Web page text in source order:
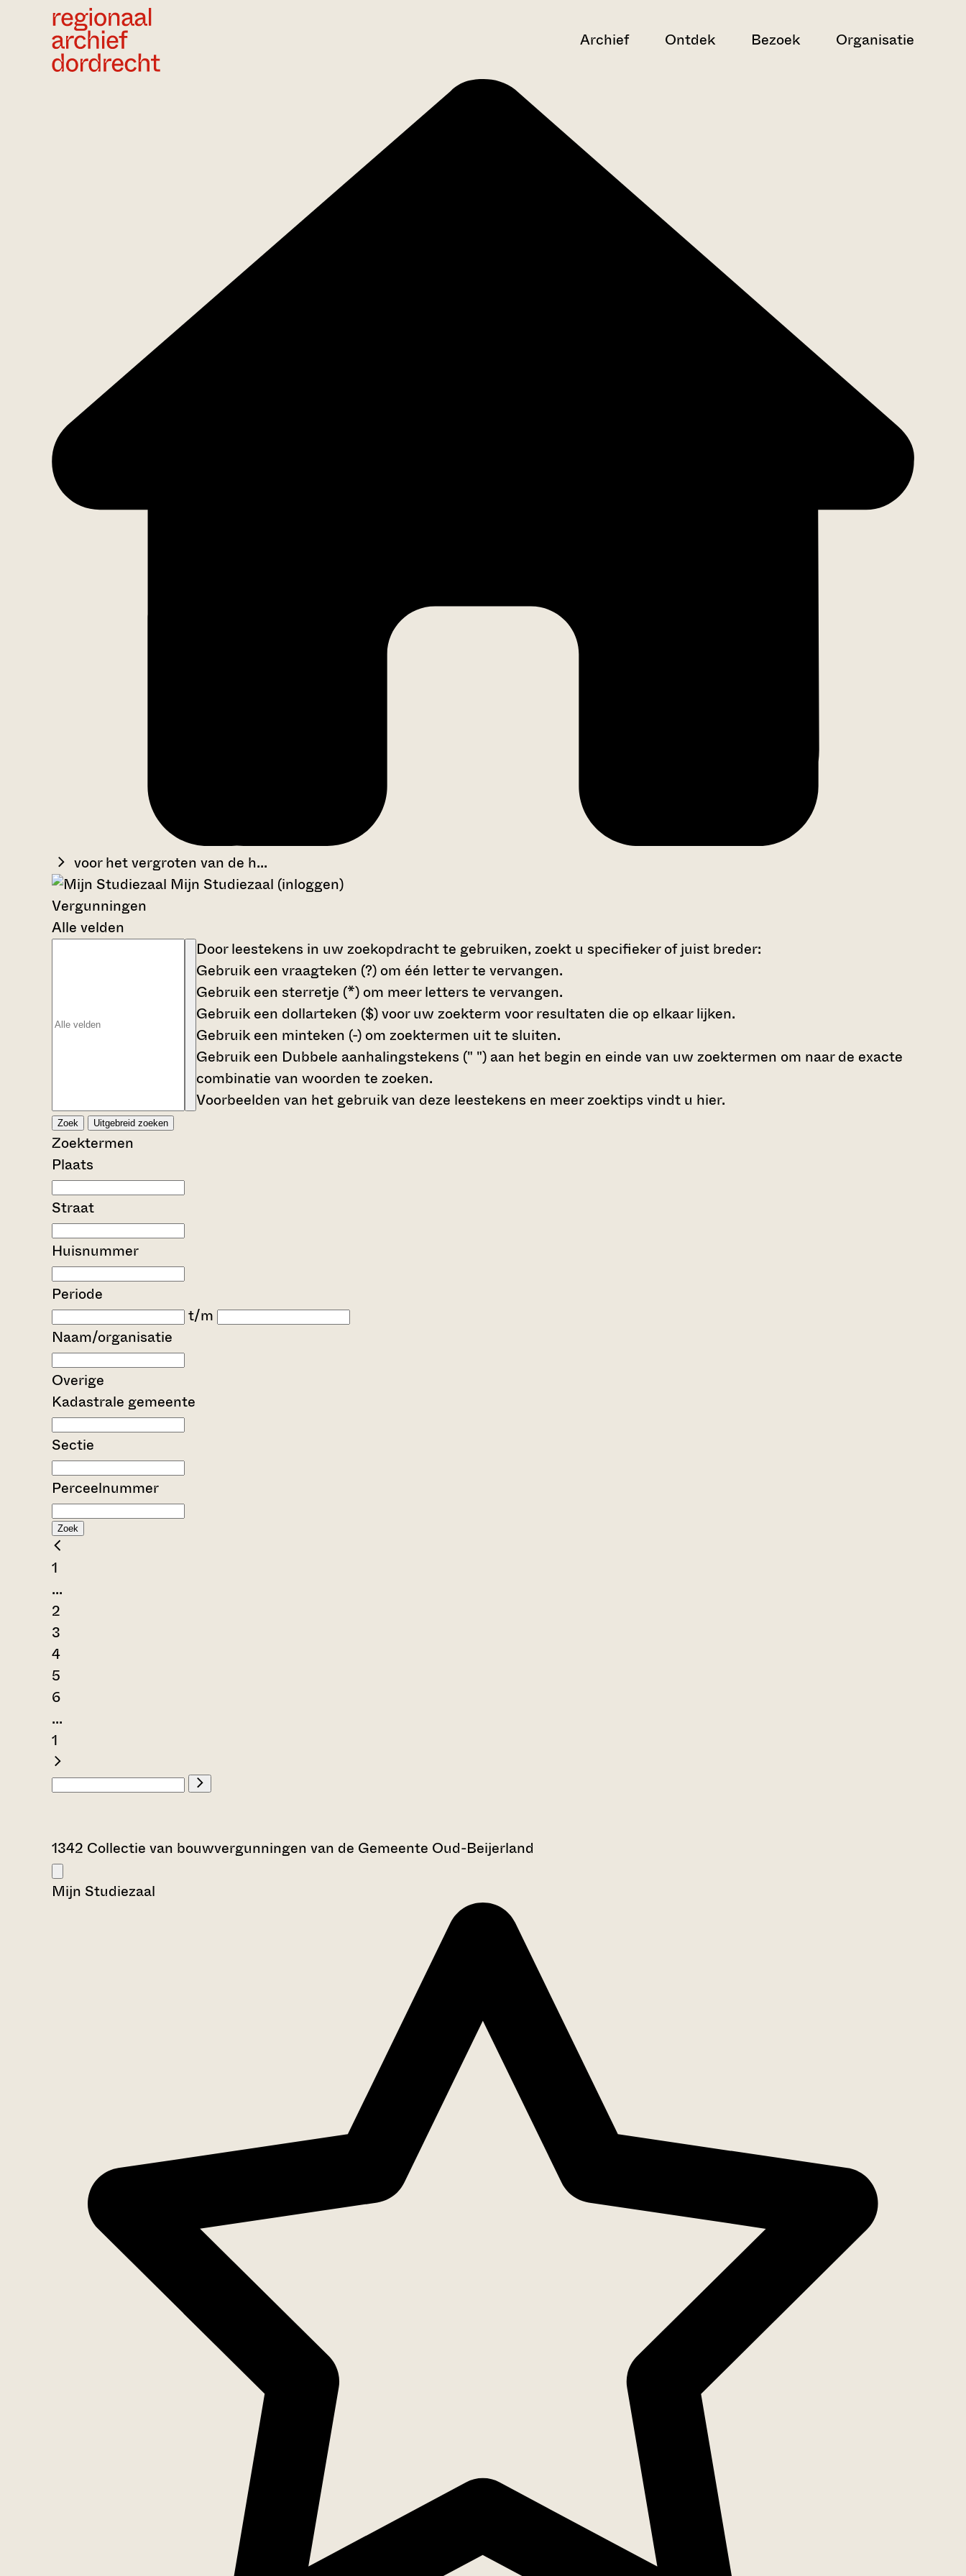
Archief Ontdek Bezoek Organisatie
voor het vergroten van de h...
Mijn Studiezaal (inloggen)
Vergunningen
Alle velden
Door leestekens in uw zoekopdracht te gebruiken, zoekt u specifieker of juist breder:
Gebruik een vraagteken (?) om één letter te vervangen.
Gebruik een sterretje (*) om meer letters te vervangen.
Gebruik een dollarteken ($)voor uw zoekterm voor resultaten die op elkaar lijken.
Gebruik een minteken (-) om zoektermen uit te sluiten.
Gebruik een Dubbele aanhalingstekens (" ") aan het begin en einde van uw zoektermen om naar de exacte
combinatie van woorden te zoeken.
Voorbeelden van het gebruik van deze leestekens en meer zoektips vindt u hier.
Zoek Uitgebreid zoeken
Zoektermen
Plaats
Straat
Huisnummer
Periode
t/m
Naam/organisatie
Overige
Kadastrale gemeente
Sectie
Perceelnummer
Zoek
1
...
2
3
4
5
6
...
1
1342 Collectie van bouwvergunningen van de Gemeente Oud-Beijerland
Mijn Studiezaal